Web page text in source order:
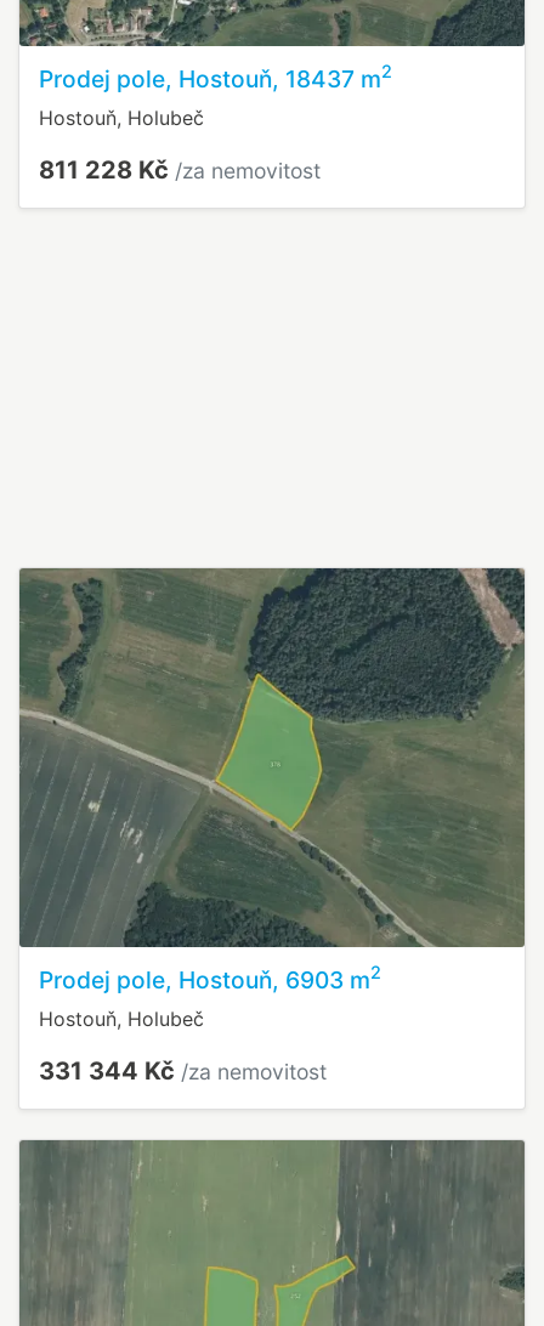
Prodej pole, Hostouň, 18437 m2
Hostouň, Holubeč
811 228 Kč /za nemovitost
Prodej pole, Hostouň, 6903 m2
Hostouň, Holubeč
331 344 Kč /za nemovitost